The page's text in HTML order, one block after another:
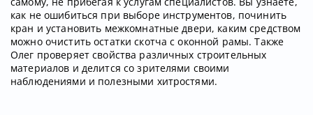
как не ошибиться при выборе инструментов, починить
кран и установить межкомнатные двери, каким средством
можно очистить остатки скотча с оконной рамы. Также
Олег проверяет свойства различных строительных
материалов и делится со зрителями своими
наблюдениями и полезными хитростями.